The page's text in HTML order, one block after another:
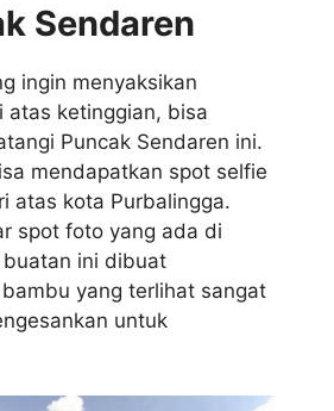
Sendaren
ingin menyaksikan
atas ketinggian, bisa
Puncak Sendaren ini.
mendapatkan spot selfie
atas kota Purbalingga.
spot foto yang ada di
ini dibuat
yang terlihat sangat
untuk